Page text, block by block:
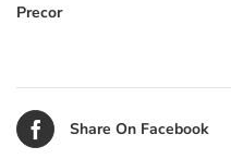
Precor
Share On Facebook